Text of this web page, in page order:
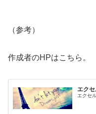
（参考）
作成者のHPはこちら。
エクセ
エクセ